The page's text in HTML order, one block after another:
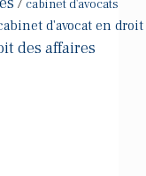
cabinet d'avocats
d'avocat en droit
des affaires